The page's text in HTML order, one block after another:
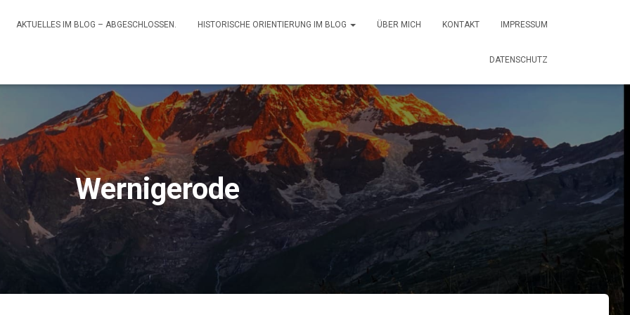
AKTUELLES IM BLOG – ABGESCHLOSSEN. HISTORISCHE ORIENTIERUNG IM BLOG ÜBER MICH KONTAKT IMPRESSUM
DATENSCHUTZ
Wernigerode